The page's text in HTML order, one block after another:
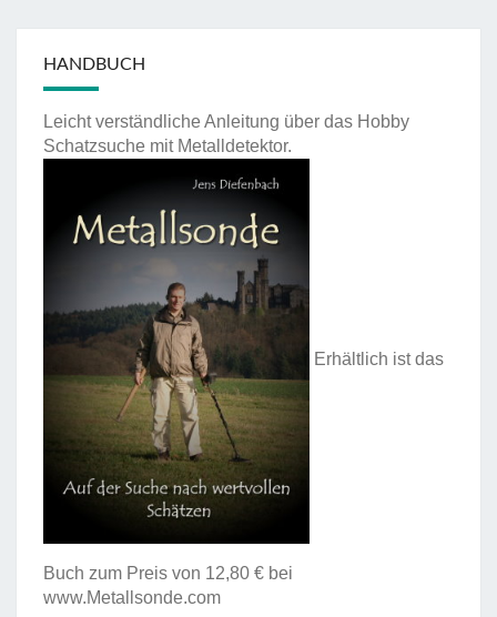
HANDBUCH
Leicht verständliche Anleitung über das Hobby
Schatzsuche mit Metalldetektor.
Erhältlich ist das
Buch zum Preis von 12,80 € bei
www.Metallsonde.com